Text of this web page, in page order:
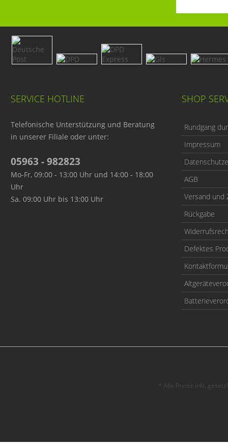
SERVICE HOTLINE
Telefonische Unterstützung und Beratung
in unserer Filiale oder unter:
05963 - 982823
Mo-Fr, 09:00 - 13:00 Uhr und 14:00 - 18:00
Uhr
Sa. 09:00 Uhr bis 13:00 Uhr
SHOP
Rundgang
Impressum
AGB
Versand und
Rückgabe
Defektes
* Alle Preise inkl.